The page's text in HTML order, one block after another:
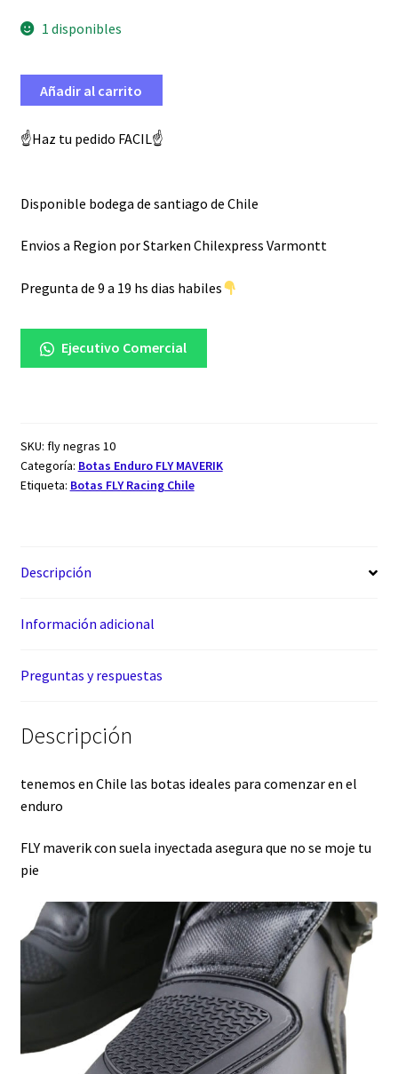
original
era:
$ 192.390.
1 disponibles
Añadir al carrito
☝️Haz tu pedido FACIL☝️
Disponible bodega de santiago de Chile
Envios a Region por Starken Chilexpress Varmontt
Pregunta de 9 a 19 hs dias habiles
Ejecutivo Comercial
SKU: fly negras 10
Categoría: Botas Enduro FLY MAVERIK
Etiqueta: Botas FLY Racing Chile
Descripción
Información adicional
Preguntas y respuestas
Descripción
tenemos en Chile las botas ideales para comenzar en el
enduro
FLY maverik con suela inyectada asegura que no se moje tu
pie